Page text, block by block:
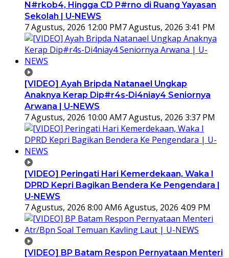
N#rkob4, Hingga CD P#rno di Ruang Yayasan
Sekolah | U-NEWS
7 Agustus, 2026 12:00 PM7 Agustus, 2026 3:41 PM
[VIDEO] Ayah Bripda Natanael Ungkap
Anaknya Kerap Dip#r4s-Di4niay4 Seniornya
Arwana | U-NEWS
7 Agustus, 2026 10:00 AM7 Agustus, 2026 3:37 PM
[VIDEO] Peringati Hari Kemerdekaan, Waka I
DPRD Kepri Bagikan Bendera Ke Pengendara |
U-NEWS
7 Agustus, 2026 8:00 AM6 Agustus, 2026 4:09 PM
[VIDEO] BP Batam Respon Pernyataan Menteri